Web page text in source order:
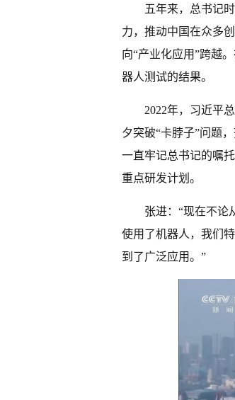
五年来，总书记
力，推动中国在众多
向“产业化应用”跨越
器人测试的结果。
2022年，习近平
夕突破“卡脖子”问题
一直牢记总书记的嘱
重点研发计划。
张进：“现在不论
使用了机器人，我们
到了广泛应用。”